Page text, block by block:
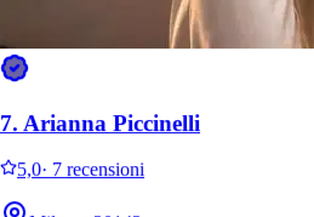
7. Arianna Piccinelli
5,0· 7 recensioni